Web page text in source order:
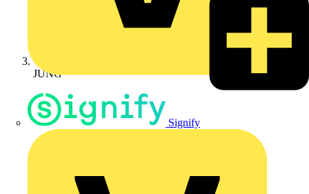
Signify
JUNG